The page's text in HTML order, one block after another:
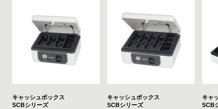
キャッシュボックス
SCBシリーズ
キャッシュボックス
SCBシリーズ
キャ
SCB